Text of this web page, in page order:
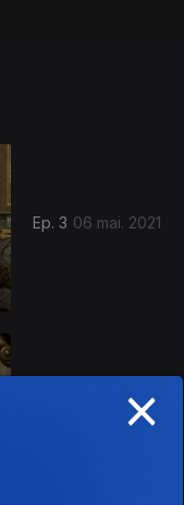
Ep. 3 06 mai. 2021
05 mai. 2021
×